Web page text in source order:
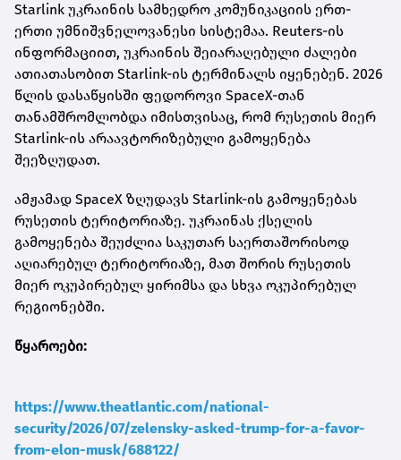
Starlink უკრაინის სამხედრო კომუნიკაციის ერთ-
ერთი უმნიშვნელოვანესი სისტემაა. Reuters-ის
ინფორმაციით, უკრაინის შეიარაღებული ძალები
ათიათასობით Starlink-ის ტერმინალს იყენებენ. 2026
წლის დასაწყისში ფედოროვი SpaceX-თან
თანამშრომლობდა იმისთვისაც, რომ რუსეთის მიერ
Starlink-ის არაავტორიზებული გამოყენება
შეეზღუდათ.
ამჟამად SpaceX ზღუდავს Starlink-ის გამოყენებას
რუსეთის ტერიტორიაზე. უკრაინას ქსელის
გამოყენება შეუძლია საკუთარ საერთაშორისოდ
აღიარებულ ტერიტორიაზე, მათ შორის რუსეთის
მიერ ოკუპირებულ ყირიმსა და სხვა ოკუპირებულ
რეგიონებში.
წყაროები:
https://www.theatlantic.com/national-
security/2026/07/zelensky-asked-trump-for-a-favor-
from-elon-musk/688122/